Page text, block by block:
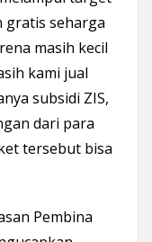
gratis seharga
masih kecil
kami jual
subsidi ZIS,
dari para
tersebut bisa
Pembina